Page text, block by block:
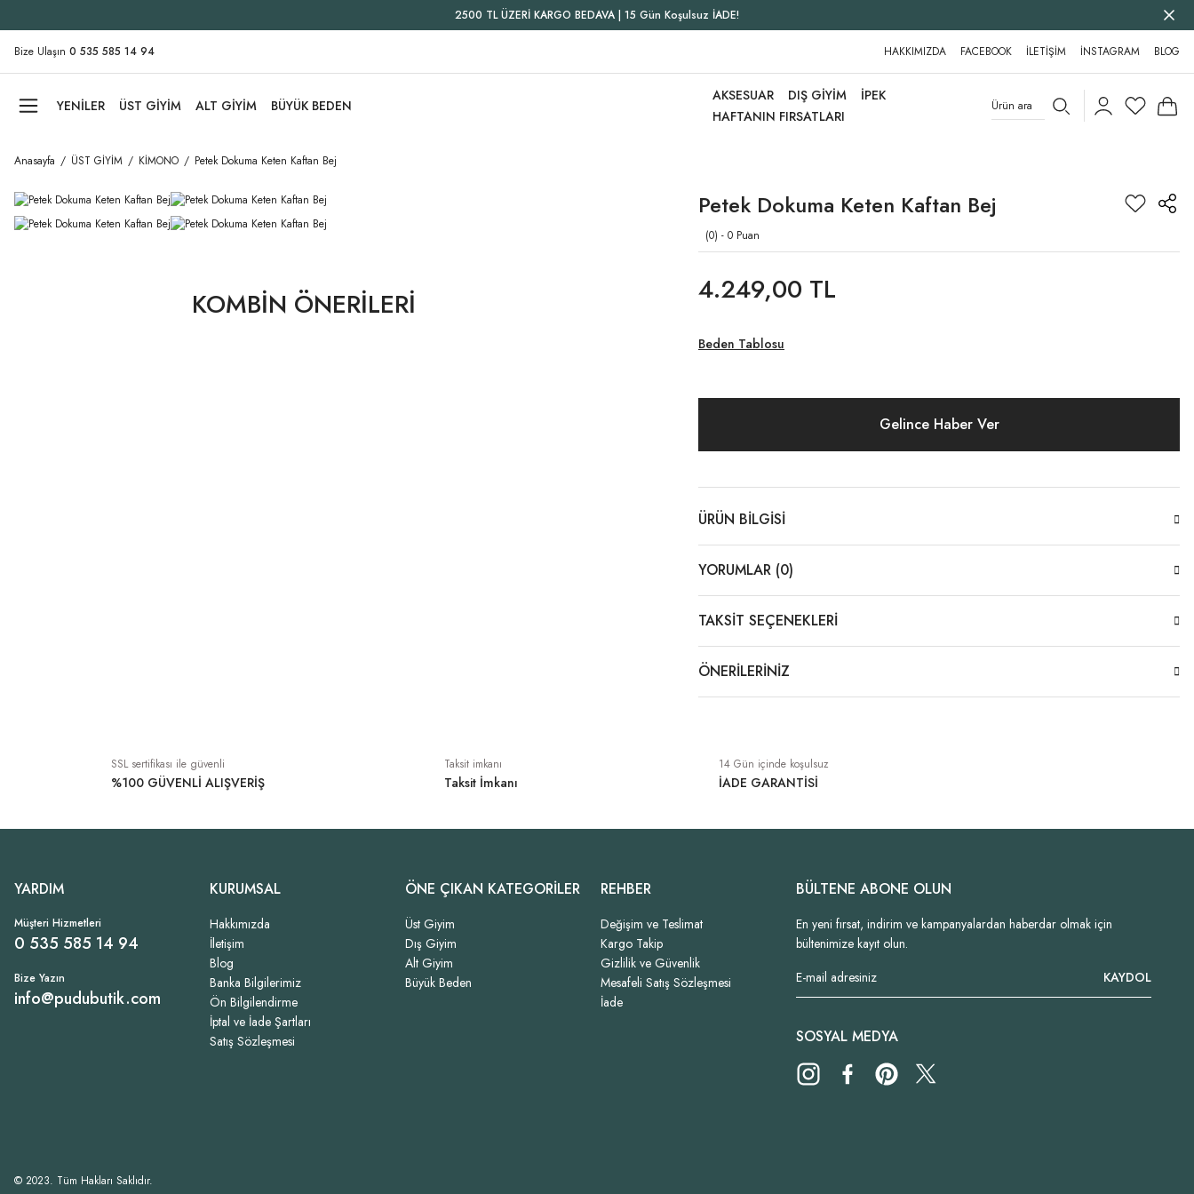
2500 TL ÜZERİ KARGO BEDAVA | 15 Gün Koşulsuz İADE!
Bize Ulaşın 0 535 585 14 94 HAKKIMIZDA FACEBOOK İLETİŞİM İNSTAGRAM BLOG
YENİLER ÜST GİYİM ALT GİYİM BÜYÜK BEDEN
AKSESUAR DIŞ GİYİM
İPEK
HAFTANIN FIRSATLARI
Anasayfa ÜST GİYİM KİMONO Petek Dokuma Keten Kaftan Bej
KOMBİN ÖNERİLERİ
Petek Dokuma Keten Kaftan Bej
(0) - 0 Puan
4.249,00 TL
Beden Tablosu
Gelince Haber Ver
ÜRÜN BILGISI
YORUMLAR (0)
TAKSIT SEÇENEKLERI
ÖNERILERINIZ
SSL sertifikası ile güvenli
%100 GÜVENLİ ALIŞVERİŞ
Taksit imkanı
Taksit İmkanı
14 Gün içinde koşulsuz
İADE GARANTİSİ
YARDIM
Müşteri Hizmetleri
0 535 585 14 94
Bize Yazın
info@pudubutik.com
KURUMSAL
Hakkımızda
İletişim
Blog
Banka Bilgilerimiz
Ön Bilgilendirme
İptal ve İade Şartları
Satış Sözleşmesi
ÖNE ÇIKAN KATEGORİLER
Üst Giyim
Dış Giyim
Alt Giyim
Büyük Beden
REHBER
Değişim ve Teslimat
Kargo Takip
Gizlilik ve Güvenlik
Mesafeli Satış Sözleşmesi
İade
BÜLTENE ABONE OLUN
En yeni fırsat, indirim ve kampanyalardan haberdar olmak için
bültenimize kayıt olun.
KAYDOL
SOSYAL MEDYA
© 2023. Tüm Hakları Saklıdır.